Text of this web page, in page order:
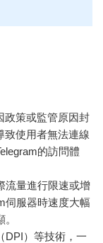
政策或監管原因封
致使用者無法連線
的訪問體
流量進行限速或增
伺服器時速度大幅
DPI）等技術，一